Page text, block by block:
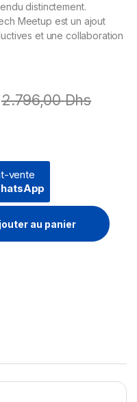
distinctement.
Meetup est un ajout
et une collaboration
2.796,00Dhs
vente
Meetup -
au panier